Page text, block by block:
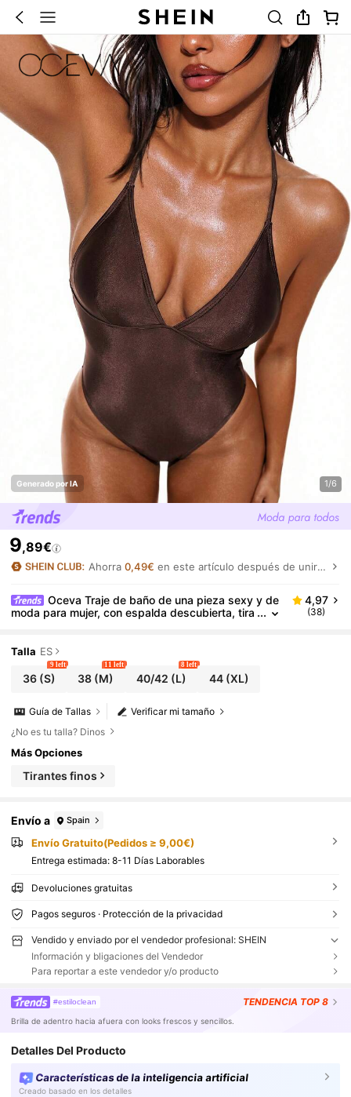
Generado por IA 1/6
9,89€
Ahorra0,49€ en este artículo después de unirte.
Oceva Traje de baño de una pieza sexy y de
moda para mujer, con espalda descubierta, tira
4,97
(38)
Talla ES
36(S)
9 left
38 (M)
11 left
40/42 (L)
8 left
44(XL)
Verificar mi tamaño
Guía de Tallas
¿No es tu talla? Dinos
Más Opciones
Tirantes finos
Envío a Spain
Envío Gratuito(Pedidos ≥ 9,00€)
Entrega estimada: 8-11 Días Laborables
Devoluciones gratuitas
Pagos seguros · Protección de la privacidad
Vendido y enviado por el vendedor profesional: SHEIN
Información y bligaciones del Vendedor
Para reportar a este vendedor y/o producto
#estiloclean TENDENCIA TOP 8
Brilla de adentro hacia afuera con looks frescos y sencillos.
Detalles Del Producto
Características de la inteligencia artificial
Creado basado en los detalles